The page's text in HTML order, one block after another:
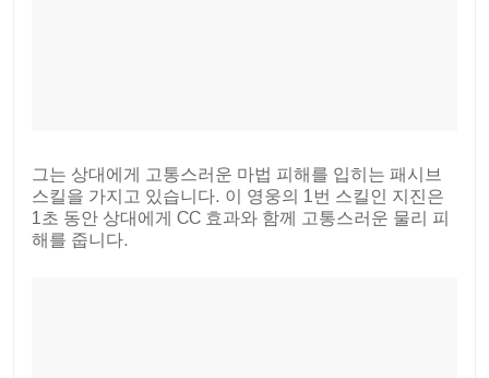
그는 상대에게 고통스러운 마법 피해를 입히는 패시브
스킬을 가지고 있습니다. 이 영웅의 1번 스킬인 지진은
1초 동안 상대에게 CC 효과와 함께 고통스러운 물리 피
해를 줍니다.